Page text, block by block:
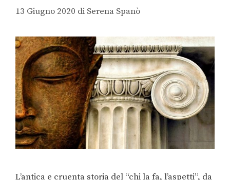
13 Giugno 2020 di Serena Spanò
L’antica e cruenta storia del “chi la fa, l’aspetti”, da